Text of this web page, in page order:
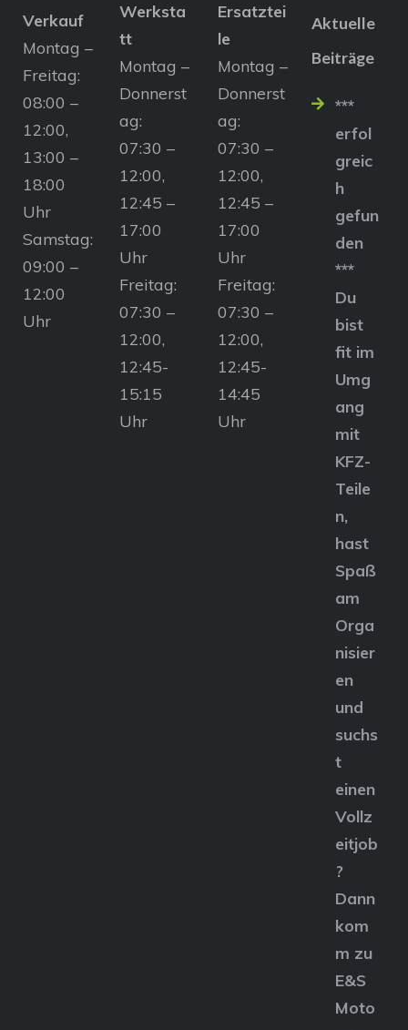
Verkauf
Montag –
Freitag:
08:00 –
12:00,
13:00 –
18:00
Uhr
Samstag:
09:00 –
12:00
Uhr
Werksta
tt
Montag –
Donnerst
ag:
07:30 –
12:00,
12:45 –
17:00
Uhr
Freitag:
07:30 –
12:00,
12:45-
15:15
Uhr
Ersatztei
le
Montag –
Donnerst
ag:
07:30 –
12:00,
12:45 –
17:00
Uhr
Freitag:
07:30 –
12:00,
12:45-
14:45
Uhr
Aktuelle
Beiträge
***
erfol
greic
h
gefun
den
***
Du
bist
fit im
Umg
ang
mit
KFZ-
Teile
n,
hast
Spaß
am
Orga
nisier
en
und
suchs
t
einen
Vollz
eitjob
?
Dann
kom
m zu
E&S
Moto